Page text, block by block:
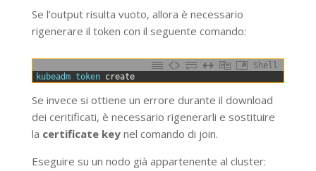
Se l’output risulta vuoto, allora è necessario
rigenerare il token con il seguente comando:
Shell
kubeadm token create
Se invece si ottiene un errore durante il download
dei ceritificati, è necessario rigenerarli e sostituire
la certificate keynel comando di join.
Eseguire su un nodo già appartenente al cluster: